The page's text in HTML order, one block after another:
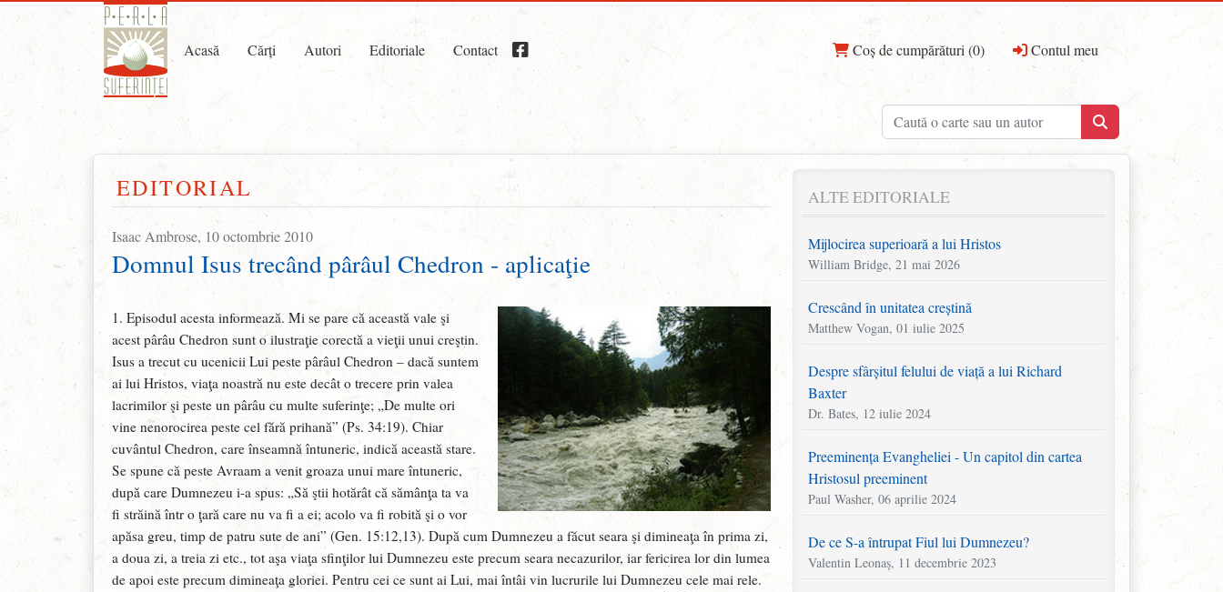
Acasă Cărți Autori Editoriale Contact Coș de cumpărături (0) Contul meu
EDITORIAL
Isaac Ambrose, 10 octombrie 2010
Domnul Isus trecând pârâul Chedron ‑ aplicaţie
1. Episodul acesta informează. Mi se pare că această vale şi
acest pârâu Chedron sunt o ilustraţie corectă a vieţii unui creştin.
Isus a trecut cu ucenicii Lui peste pârâul Chedron – dacă suntem
ai lui Hristos, viaţa noastră nu este decât o trecere prin valea
lacrimilor şi peste un pârâu cu multe suferinţe; „De multe ori
vine nenorocirea peste cel fără prihană” (Ps. 34:19). Chiar
cuvântul Chedron, care înseamnă întuneric, indică această stare.
Se spune că peste Avraam a venit groaza unui mare întuneric,
după care Dumnezeu i-a spus: „Să ştii hotărât că sămânţa ta va
fi străină într o ţară care nu va fi a ei; acolo va fi robită şi o vor
apăsa greu, timp de patru sute de ani” (Gen. 15:12,13). După cum Dumnezeu a făcut seara şi dimineaţa în prima zi,
a doua zi, a treia zi etc., tot aşa viaţa sfinţilor lui Dumnezeu este precum seara necazurilor, iar fericirea lor din lumea
de apoi este precum dimineaţa gloriei. Pentru cei ce sunt ai Lui, mai întâi vin lucrurile lui Dumnezeu cele mai rele.
ALTE EDITORIALE
Mijlocirea superioară a lui Hristos
William Bridge, 21 mai 2026
Crescând în unitatea creștină
Matthew Vogan, 01 iulie 2025
Despre sfârșitul felului de viață a lui Richard
Baxter
Dr. Bates, 12 iulie 2024
Preeminența Evangheliei - Un capitol din cartea
Hristosul preeminent
Paul Washer, 06 aprilie 2024
De ce S-a întrupat Fiul lui Dumnezeu?
Valentin Leonaș, 11 decembrie 2023